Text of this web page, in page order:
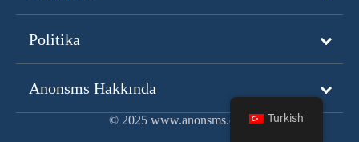
Politika
Anonsms Hakkında
© 2025 www.anonsms.com Turkish